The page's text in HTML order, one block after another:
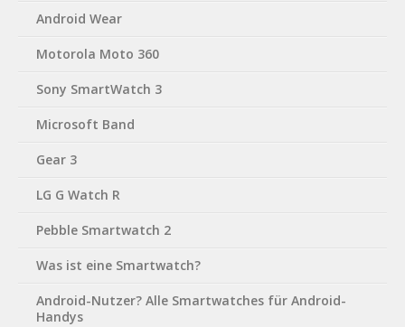
Android Wear
Motorola Moto 360
Sony SmartWatch 3
Microsoft Band
Gear 3
LG G Watch R
Pebble Smartwatch 2
Was ist eine Smartwatch?
Android-Nutzer? Alle Smartwatches für Android-
Handys